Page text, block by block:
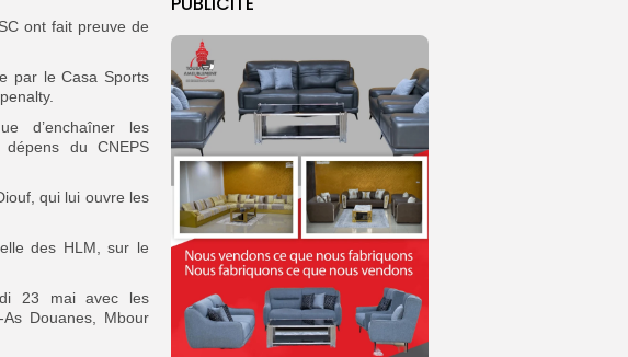
ont fait preuve de
par le Casa Sports
d’enchaîner les
du CNEPS
qui lui ouvre les
des HLM, sur le
23 mai avec les
Douanes, Mbour